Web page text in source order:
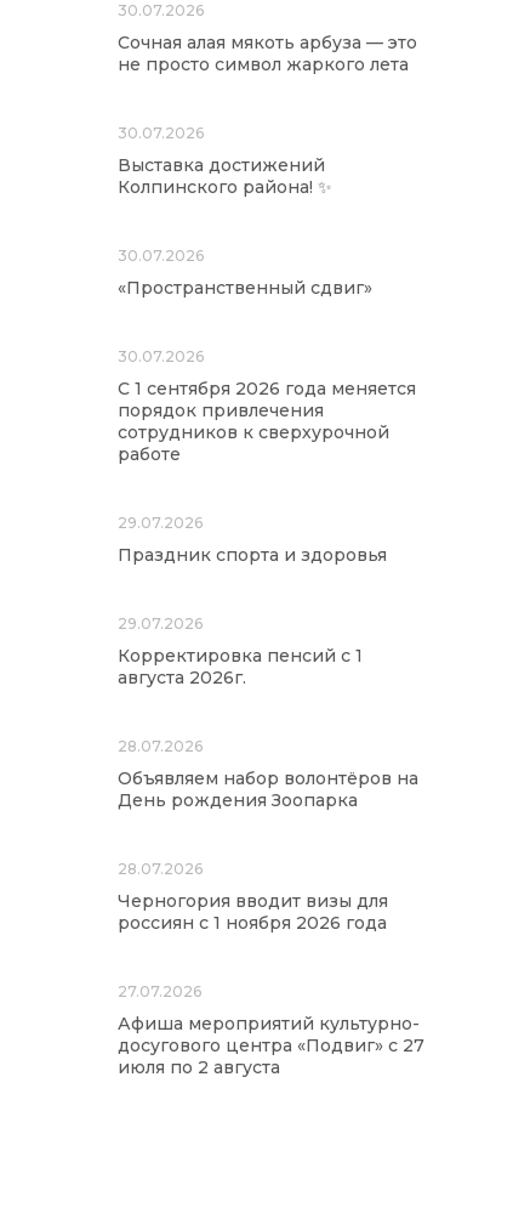
30.07.2026
Сочная алая мякоть арбуза — это
не просто символ жаркого лета
30.07.2026
Выставка достижений
Колпинского района! ✨
30.07.2026
«Пространственный сдвиг»
30.07.2026
С 1 сентября 2026 года меняется
порядок привлечения
сотрудников к сверхурочной
работе
29.07.2026
Праздник спорта и здоровья
29.07.2026
Корректировка пенсий с 1
августа 2026г.
28.07.2026
Объявляем набор волонтёров на
День рождения Зоопарка
28.07.2026
Черногория вводит визы для
россиян с 1 ноября 2026 года
27.07.2026
Афиша мероприятий культурно-
досугового центра «Подвиг» с 27
июля по 2 августа